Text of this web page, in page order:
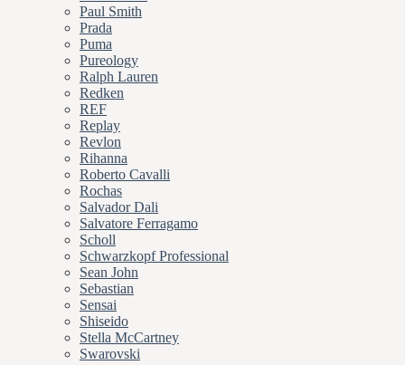
Paul Smith
Prada
Puma
Pureology
Ralph Lauren
Redken
REF
Replay
Revlon
Rihanna
Roberto Cavalli
Rochas
Salvador Dali
Salvatore Ferragamo
Scholl
Schwarzkopf Professional
Sean John
Sebastian
Sensai
Shiseido
Stella McCartney
Swarovski